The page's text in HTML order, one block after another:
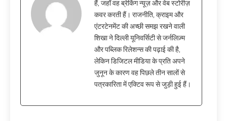
हैं, जहाँ वह ब्रेकिंग न्यूज़ और वेब स्टोरीज़
कवर करती हैं। राजनीति, क्राइम और
एंटरटेनमेंट की अच्छी समझ रखने वाली
शिखा ने दिल्ली यूनिवर्सिटी से जर्नलिज़्म
और पब्लिक रिलेशन्स की पढ़ाई की है,
लेकिन डिजिटल मीडिया के प्रति अपने
जुनून के कारण वह पिछले तीन सालों से
पत्रकारिता में एक्टिव रूप से जुड़ी हुई हैं।